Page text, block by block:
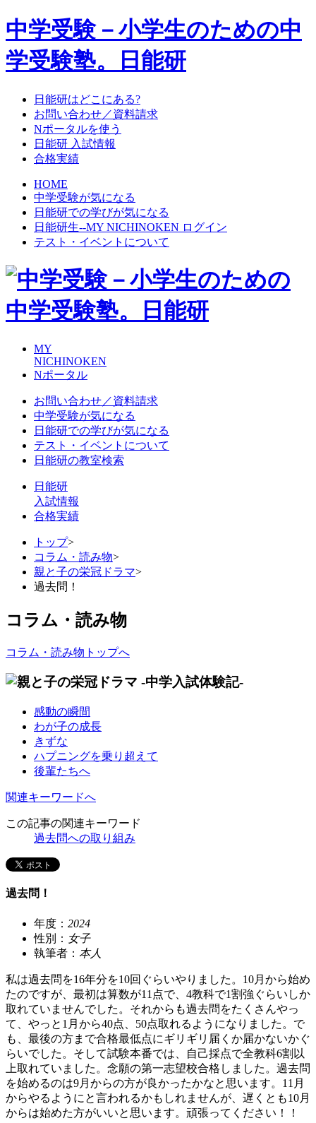
中学受験－小学生のための中
学受験塾。日能研
日能研はどこにある?
お問い合わせ／資料請求
Nポータルを使う
日能研 入試情報
合格実績
HOME
中学受験が気になる
日能研での学びが気になる
日能研生--MY NICHINOKEN ログイン
テスト・イベントについて
MY
NICHINOKEN
Nポータル
お問い合わせ／資料請求
中学受験が気になる
日能研での学びが気になる
テスト・イベントについて
日能研の教室検索
日能研
入試情報
合格実績
トップ>
コラム・読み物>
親と子の栄冠ドラマ>
過去問！
コラム・読み物
コラム・読み物トップへ
感動の瞬間
わが子の成長
きずな
ハプニングを乗り超えて
後輩たちへ
関連キーワードへ
この記事の関連キーワード
過去問への取り組み
過去問！
年度： 2024
性別： 女子
執筆者： 本人
私は過去問を16年分を10回ぐらいやりました。10月から始め
たのですが、最初は算数が11点で、4教科で1割強ぐらいしか
取れていませんでした。それからも過去問をたくさんやっ
て、やっと1月から40点、50点取れるようになりました。で
も、最後の方まで合格最低点にギリギリ届くか届かないかぐ
らいでした。そして試験本番では、自己採点で全教科6割以
上取れていました。念願の第一志望校合格しました。過去問
を始めるのは9月からの方が良かったかなと思います。11月
からやるようにと言われるかもしれませんが、遅くとも10月
からは始めた方がいいと思います。頑張ってください！！